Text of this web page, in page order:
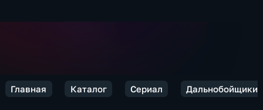
Главная Каталог Сериал Дальнобойщики